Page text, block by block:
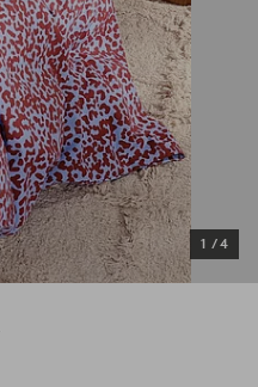
1 /4